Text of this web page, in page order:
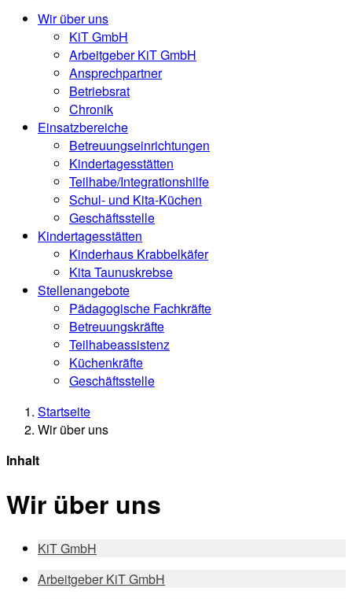
Wir über uns
KiT GmbH
Arbeitgeber KiT GmbH
Ansprechpartner
Betriebsrat
Chronik
Einsatzbereiche
Betreuungseinrichtungen
Kindertagesstätten
Teilhabe/Integrationshilfe
Schul- und Kita-Küchen
Geschäftsstelle
Kindertagesstätten
Kinderhaus Krabbelkäfer
Kita Taunuskrebse
Stellenangebote
Pädagogische Fachkräfte
Betreuungskräfte
Teilhabeassistenz
Küchenkräfte
Geschäftsstelle
Startseite
Wir über uns
Inhalt
Wir über uns
KiT GmbH
Arbeitgeber KiT GmbH